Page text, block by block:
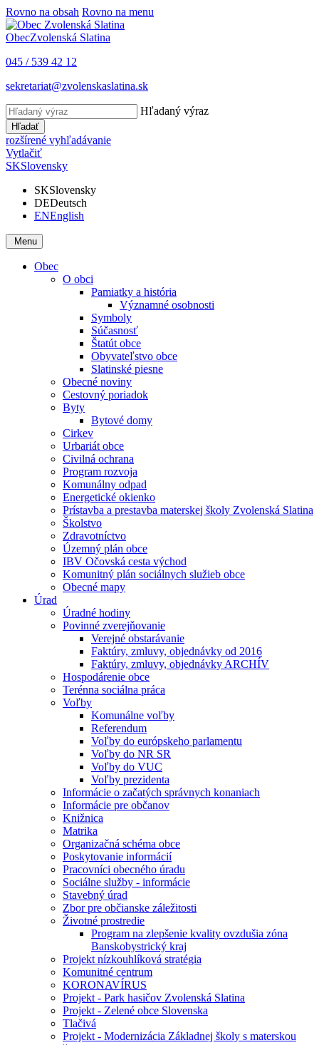
Rovno na obsah Rovno na menu
ObecZvolenská Slatina
045 / 539 42 12
sekretariat@zvolenskaslatina.sk
Hľadaný výraz
Hľadať
rozšírené vyhľadávanie
Vytlačiť
SKSlovensky
SKSlovensky
DEDeutsch
ENEnglish
Menu
Obec
O obci
Pamiatky a história
Významné osobnosti
Symboly
Súčasnosť
Štatút obce
Obyvateľstvo obce
Slatinské piesne
Obecné noviny
Cestovný poriadok
Byty
Bytové domy
Cirkev
Urbariát obce
Civilná ochrana
Program rozvoja
Komunálny odpad
Energetické okienko
Prístavba a prestavba materskej školy Zvolenská Slatina
Školstvo
Zdravotníctvo
Územný plán obce
IBV Očovská cesta východ
Komunitný plán sociálnych služieb obce
Obecné mapy
Úrad
Úradné hodiny
Povinné zverejňovanie
Verejné obstarávanie
Faktúry, zmluvy, objednávky od 2016
Faktúry, zmluvy, objednávky ARCHÍV
Hospodárenie obce
Terénna sociálna práca
Voľby
Komunálne voľby
Referendum
Voľby do európskeho parlamentu
Voľby do NR SR
Voľby do VUC
Voľby prezidenta
Informácie o začatých správnych konaniach
Informácie pre občanov
Knižnica
Matrika
Organizačná schéma obce
Poskytovanie informácií
Pracovníci obecného úradu
Sociálne služby - informácie
Stavebný úrad
Zbor pre občianske záležitosti
Životné prostredie
Program na zlepšenie kvality ovzdušia zóna
Banskobystrický kraj
Projekt nízkouhlíková stratégia
Komunitné centrum
KORONAVÍRUS
Projekt - Park hasičov Zvolenská Slatina
Projekt - Zelené obce Slovenska
Tlačivá
Projekt - Modernizácia Základnej školy s materskou